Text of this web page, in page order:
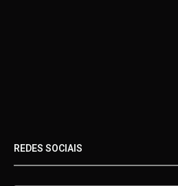
REDES SOCIAIS